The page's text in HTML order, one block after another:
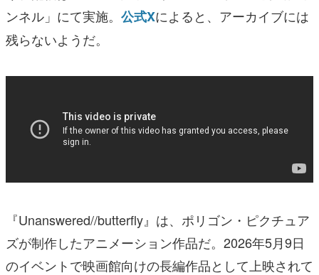
ンネル」にて実施。 公式Xによると、アーカイブには
残らないようだ。
『Unanswered//butterfly』は、ポリゴン・ピクチュア
ズが制作したアニメーション作品だ。2026年5月9日
のイベントで映画館向けの長編作品として上映されて